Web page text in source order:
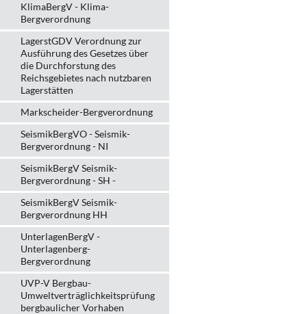
KlimaBergV - Klima-
Bergverordnung
LagerstGDV Verordnung zur
Ausführung des Gesetzes über
die Durchforstung des
Reichsgebietes nach nutzbaren
Lagerstätten
Markscheider-Bergverordnung
SeismikBergVO - Seismik-
Bergverordnung - NI
SeismikBergV Seismik-
Bergverordnung - SH -
SeismikBergV Seismik-
Bergverordnung HH
UnterlagenBergV -
Unterlagenberg-
Bergverordnung
UVP-V Bergbau-
Umweltverträglichkeits­prüfung
bergbau­licher Vorhaben